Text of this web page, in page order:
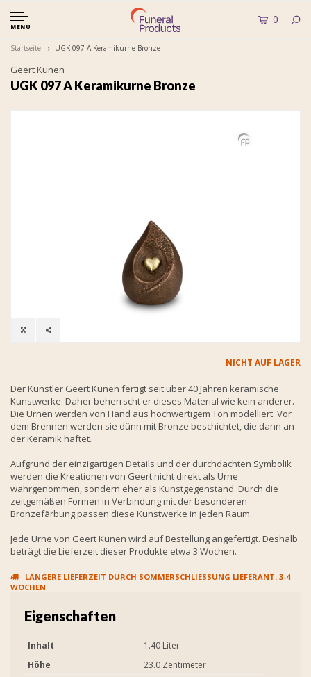
MENU
0
Startseite UGK 097 A Keramikurne Bronze
Geert Kunen
UGK 097 A Keramikurne Bronze
NICHT AUF LAGER
Der Künstler Geert Kunen fertigt seit über 40 Jahren keramische
Kunstwerke. Daher beherrscht er dieses Material wie kein anderer.
Die Urnen werden von Hand aus hochwertigem Ton modelliert. Vor
dem Brennen werden sie dünn mit Bronze beschichtet, die dann an
der Keramik haftet.
Aufgrund der einzigartigen Details und der durchdachten Symbolik
werden die Kreationen von Geert nicht direkt als Urne
wahrgenommen, sondern eher als Kunstgegenstand. Durch die
zeitgemäßen Formen in Verbindung mit der besonderen
Bronzefärbung passen diese Kunstwerke in jeden Raum.
Jede Urne von Geert Kunen wird auf Bestellung angefertigt. Deshalb
beträgt die Lieferzeit dieser Produkte etwa 3 Wochen.
LÄNGERE LIEFERZEIT DURCH SOMMERSCHLIESSUNG LIEFERANT: 3-4 W
OCHEN
Eigenschaften
Inhalt
1.40 Liter
Höhe
23.0 Zentimeter